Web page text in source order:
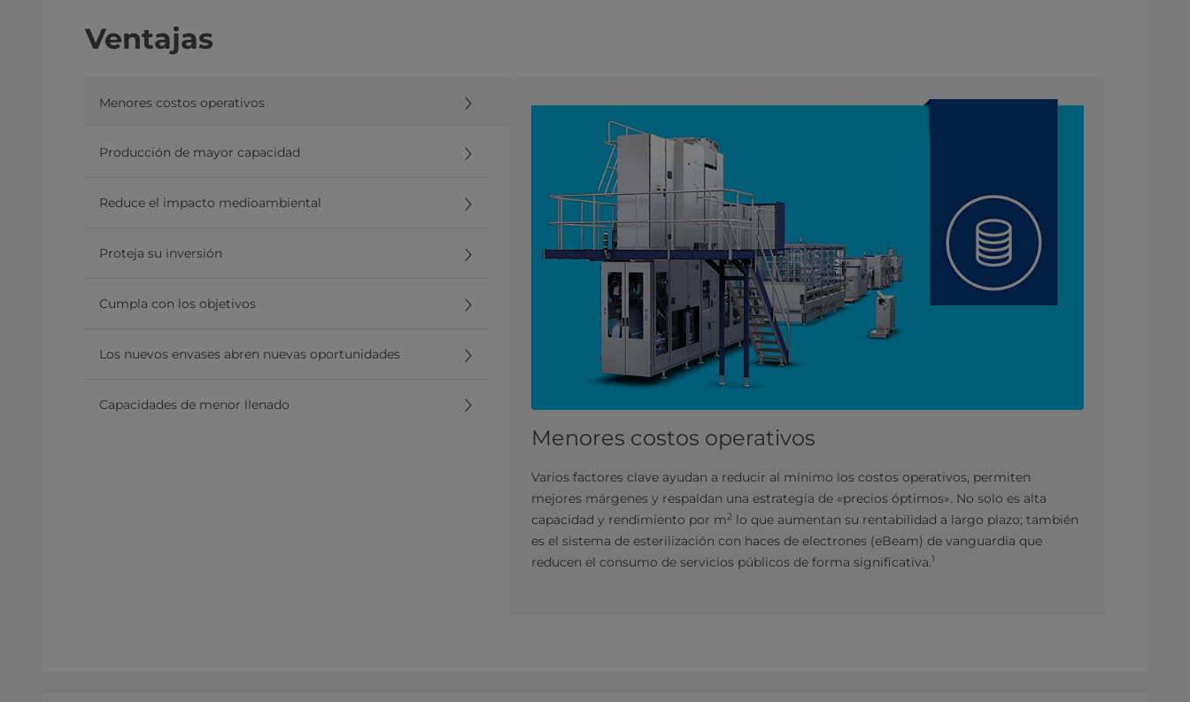
Ventajas
Menores costos operativos
Producción de mayor capacidad
Reduce el impacto medioambiental
Proteja su inversión
Cumpla con los objetivos
Los nuevos envases abren nuevas oportunidades
Capacidades de menor llenado
Menores costos operativos
Varios factores clave ayudan a reducir al mínimo los costos operativos, permiten
mejores márgenes y respaldan una estrategia de «precios óptimos». No solo es alta
capacidad y rendimiento por m2 lo que aumentan su rentabilidad a largo plazo; también
es el sistema de esterilización con haces de electrones (eBeam) de vanguardia que
reducen el consumo de servicios públicos de forma significativa.1